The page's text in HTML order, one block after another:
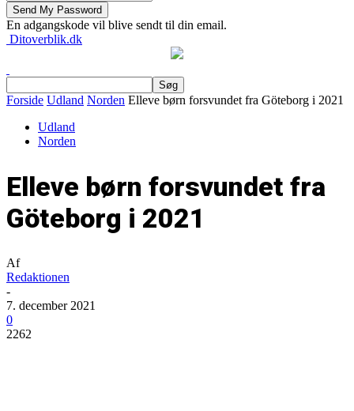
En adgangskode vil blive sendt til din email.
Ditoverblik.dk
Forside Udland Norden Elleve børn forsvundet fra Göteborg i 2021
Udland
Norden
Elleve børn forsvundet fra
Göteborg i 2021
Af
Redaktionen
-
7. december 2021
0
2262